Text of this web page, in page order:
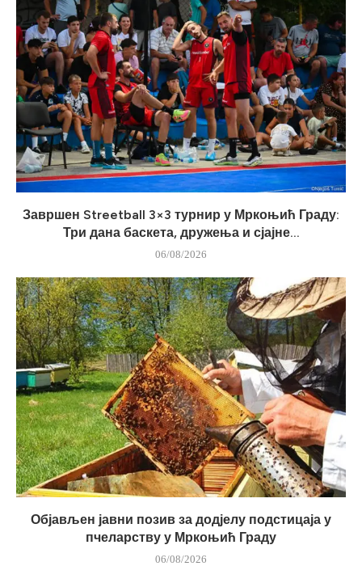
Завршен Streetball 3×3 турнир у Мркоњић Граду:
Три дана баскета, дружења и сјајне...
06/08/2026
Објављен јавни позив за додјелу подстицаја у
пчеларству у Мркоњић Граду
06/08/2026